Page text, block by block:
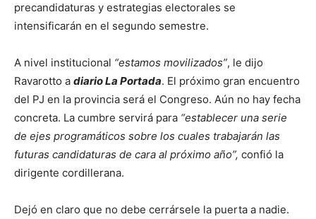
precandidaturas y estrategias electorales se
intensificarán en el segundo semestre.
A nivel institucional “estamos movilizados”, le dijo
Ravarotto a diario La Portada. El próximo gran encuentro
del PJ en la provincia será el Congreso. Aún no hay fecha
concreta. La cumbre servirá para “establecer una serie
de ejes programáticos sobre los cuales trabajarán las
futuras candidaturas de cara al próximo año”, confió la
dirigente cordillerana.
Dejó en claro que no debe cerrársele la puerta a nadie.